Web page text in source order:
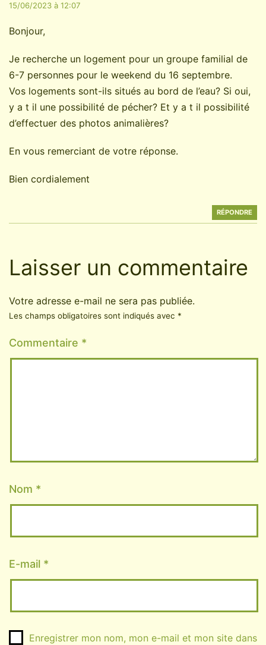
15/06/2023 à 12:07
Bonjour,
Je recherche un logement pour un groupe familial de
6-7 personnes pour le weekend du 16 septembre.
Vos logements sont-ils situés au bord de l’eau? Si oui,
y a t il une possibilité de pécher? Et y a t il possibilité
d’effectuer des photos animalières?
En vous remerciant de votre réponse.
Bien cordialement
RÉPONDRE
Laisser un commentaire
Votre adresse e-mail ne sera pas publiée.
Les champs obligatoires sont indiqués avec *
Commentaire *
Nom *
E-mail *
Enregistrer mon nom, mon e-mail et mon site dans